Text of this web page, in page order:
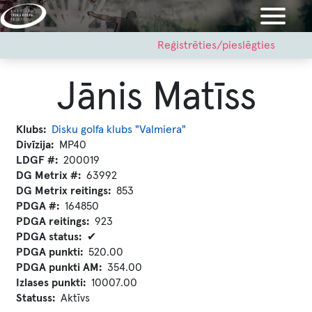
Pārlekt
uz
menu
Reģistrēties/pieslēgties
Jānis Matīss
Klubs
Disku golfa klubs "Valmiera"
Divīzija
MP40
LDGF #
200019
DG Metrix #
63992
DG Metrix reitings
853
PDGA #
164850
PDGA reitings
923
PDGA status
✔
PDGA punkti
520.00
PDGA punkti AM
354.00
Izlases punkti
10007.00
Statuss
Aktīvs